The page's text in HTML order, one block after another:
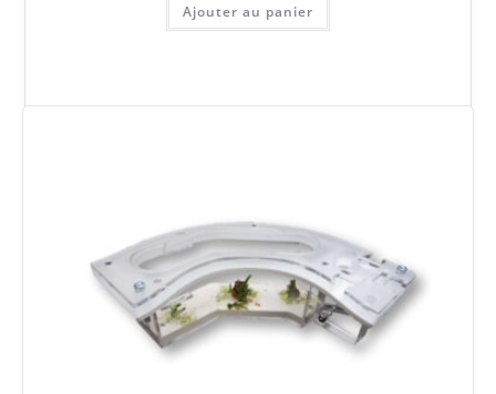
Ajouter au panier